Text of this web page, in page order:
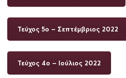
Τεύχος 5ο – Σεπτέμβριος 2022
Τεύχος 4ο – Ιούλιος 2022